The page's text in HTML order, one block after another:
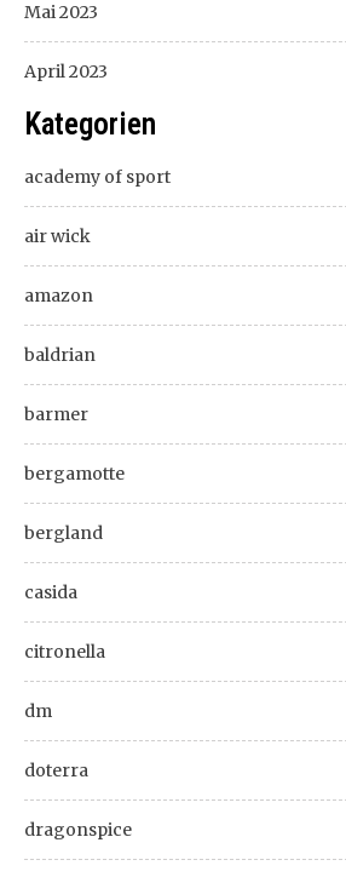
Mai 2023
April 2023
Kategorien
academy of sport
air wick
amazon
baldrian
barmer
bergamotte
bergland
casida
citronella
dm
doterra
dragonspice